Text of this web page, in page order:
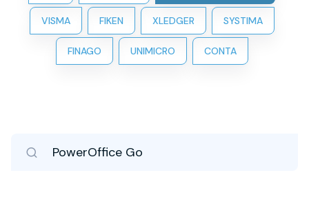
VISMA FIKEN XLEDGER SYSTIMA
FINAGO UNIMICRO CONTA